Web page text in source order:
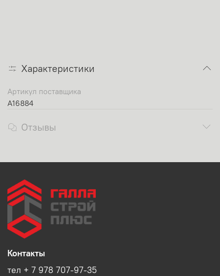
Характеристики
Артикул поставщика
A16884
Отзывы
Контакты
тел + 7 978 707-97-35